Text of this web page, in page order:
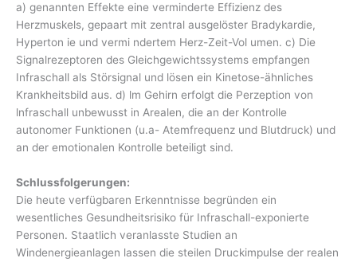
a) genannten Effekte eine verminderte Effizienz des
Herzmuskels, gepaart mit zentral ausgelöster Bradykardie,
Hyperton ie und vermi ndertem Herz-Zeit-Vol umen. c) Die
Signalrezeptoren des Gleichgewichtssystems empfangen
Infraschall als Störsignal und lösen ein Kinetose-ähnliches
Krankheitsbild aus. d) lm Gehirn erfolgt die Perzeption von
lnfraschall unbewusst in Arealen, die an der Kontrolle
autonomer Funktionen (u.a- Atemfrequenz und Blutdruck) und
an der emotionalen Kontrolle beteiligt sind.
Schlussfolgerungen:
Die heute verfügbaren Erkenntnisse begründen ein
wesentliches Gesundheitsrisiko für Infraschall-exponierte
Personen. Staatlich veranlasste Studien an
Windenergieanlagen lassen die steilen Druckimpulse der realen